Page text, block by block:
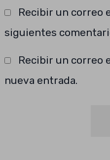
Recibir un correo
siguientes
Recibir un correo
nueva entrada.